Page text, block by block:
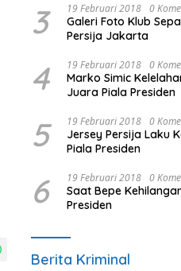
3 19 Februari 2018 0
Galeri Foto Klub
Persija Jakarta
4 19 Februari 2018 0
Marko Simic
Juara Piala Presiden
5 19 Februari 2018 0
Jersey Persija Laku
Piala Presiden
6 19 Februari 2018 0
Saat Bepe
Presiden
Berita Kriminal